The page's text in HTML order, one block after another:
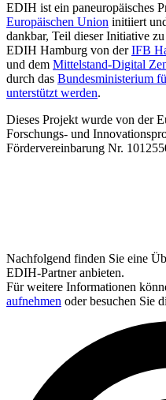
EDIH ist ein paneuropäisches
Europäischen Union initiiert
dankbar, Teil dieser Initiative
EDIH Hamburg von derIFB
und dem Mittelstand-Digital
durch das Bundesministerium
unterstützt werden.
Dieses Projekt wurde von der
Forschungs- und
Fördervereinbarung Nr.
Nachfolgend finden Sie eine
EDIH-Partner anbieten.
Für weitere Informationen
aufnehmen oder besuchen Sie